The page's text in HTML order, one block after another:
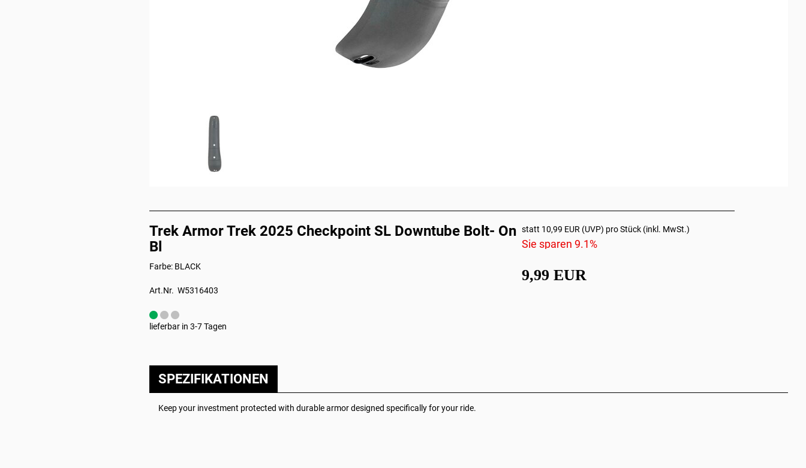
Trek Armor Trek 2025 Checkpoint SL Downtube Bolt- On
Bl
Farbe: BLACK
Art.Nr. W5316403
lieferbar in 3-7 Tagen
statt 10,99 EUR (UVP) pro Stück (inkl. MwSt.)
Sie sparen 9.1%
9,99 EUR
SPEZIFIKATIONEN
Keep your investment protected with durable armor designed specifically for your ride.